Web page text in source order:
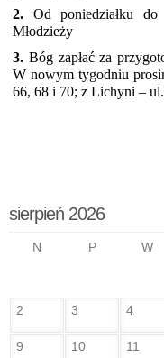
2. Od poniedziałku
Młodzieży
3. Bóg zapłać za
W nowym tygodniu
66, 68 i 70; z Lichyni –
sierpień 2026
N P W
2 3 4
9 10 11